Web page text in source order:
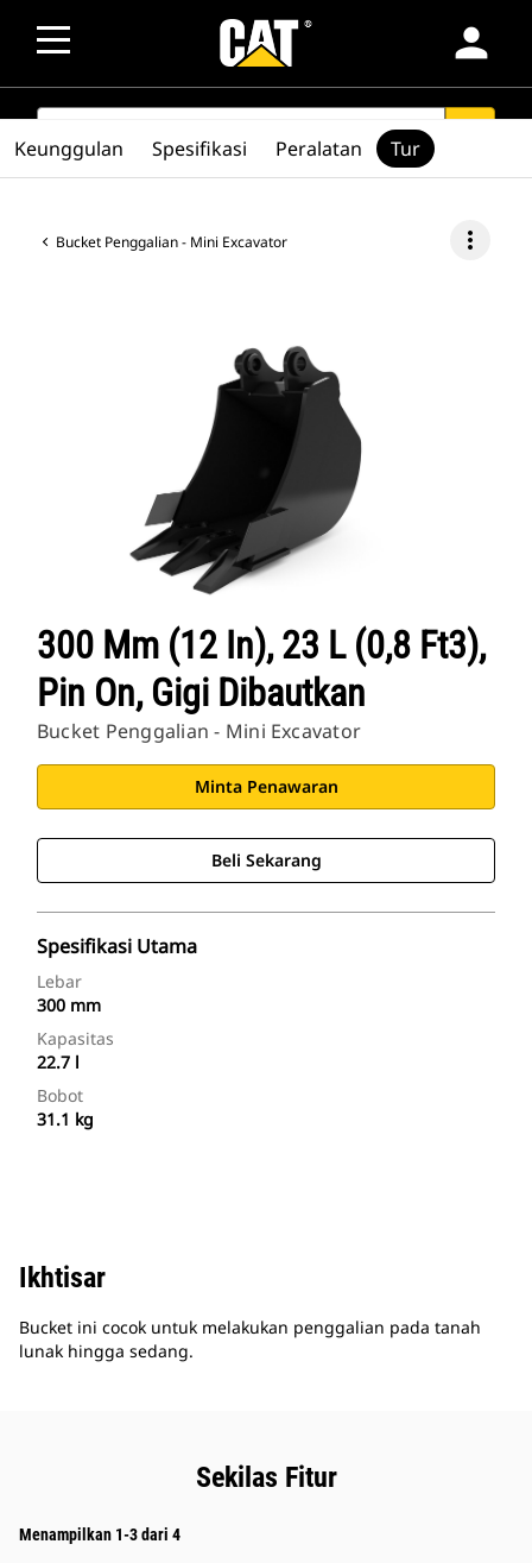
person
SEARCH
Bucket Penggalian - Mini Excavator more_vert
300 Mm (12 In), 23 L (0,8 Ft3),
Pin On, Gigi Dibautkan
Bucket Penggalian - Mini Excavator
Minta Penawaran
Beli Sekarang
Spesifikasi Utama
Lebar
300 mm
Kapasitas
22.7 l
Bobot
31.1 kg
Keunggulan Spesifikasi Peralatan Tur
Ikhtisar
Bucket ini cocok untuk melakukan penggalian pada tanah
lunak hingga sedang.
Sekilas Fitur
Menampilkan 1-3 dari 4